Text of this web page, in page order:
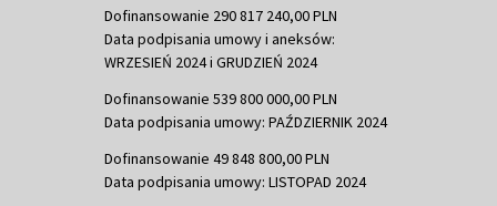
Dofinansowanie 290 817 240,00 PLN
Data podpisania umowy i aneksów:
WRZESIEŃ 2024 i GRUDZIEŃ 2024
Dofinansowanie 539 800 000,00 PLN
Data podpisania umowy: PAŹDZIERNIK 2024
Dofinansowanie 49 848 800,00 PLN
Data podpisania umowy: LISTOPAD 2024